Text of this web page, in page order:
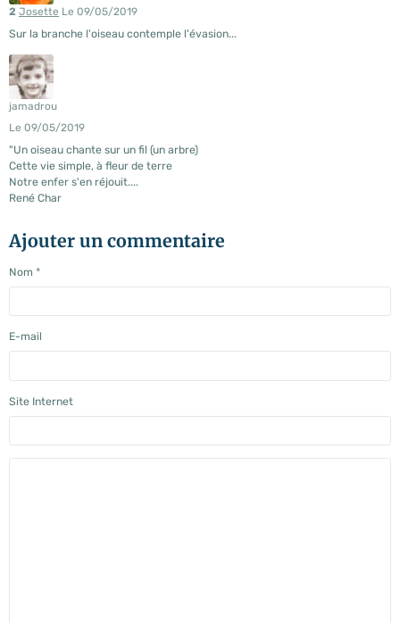
2 Josette Le 09/05/2019
Sur la branche l'oiseau contemple l'évasion...
jamadrou
Le 09/05/2019
"Un oiseau chante sur un fil (un arbre)
Cette vie simple, à fleur de terre
Notre enfer s'en réjouit....
René Char
Ajouter un commentaire
Nom
E-mail
Site Internet